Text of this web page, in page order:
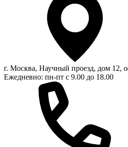
г. Москва, Научный проезд, дом 12,
Ежедневно: пн-пт с 9.00 до 18.00